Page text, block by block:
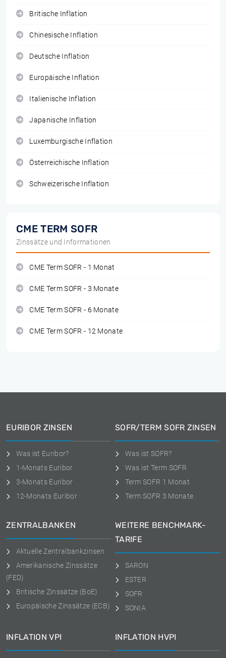
Britische Inflation
Chinesische Inflation
Deutsche Inflation
Europäische Inflation
Italienische Inflation
Japanische Inflation
Luxemburgische Inflation
Österreichische Inflation
Schweizerische Inflation
CME TERM SOFR
Zinssätze und Informationen
CME Term SOFR - 1 Monat
CME Term SOFR - 3 Monate
CME Term SOFR - 6 Monate
CME Term SOFR - 12 Monate
EURIBOR ZINSEN
Was ist Euribor?
1-Monats Euribor
3-Monats Euribor
12-Monats Euribor
SOFR/TERM SOFR ZINSEN
Was ist SOFR?
Was ist Term SOFR
Term SOFR 1 Monat
Term SOFR 3 Monate
ZENTRALBANKEN
Aktuelle Zentralbankzinsen
Amerikanische Zinssätze
(FED)
Britische Zinssätze (BoE)
Europäische Zinssätze (ECB)
WEITERE BENCHMARK-
TARIFE
SARON
ESTER
SOFR
SONIA
INFLATION VPI INFLATION HVPI